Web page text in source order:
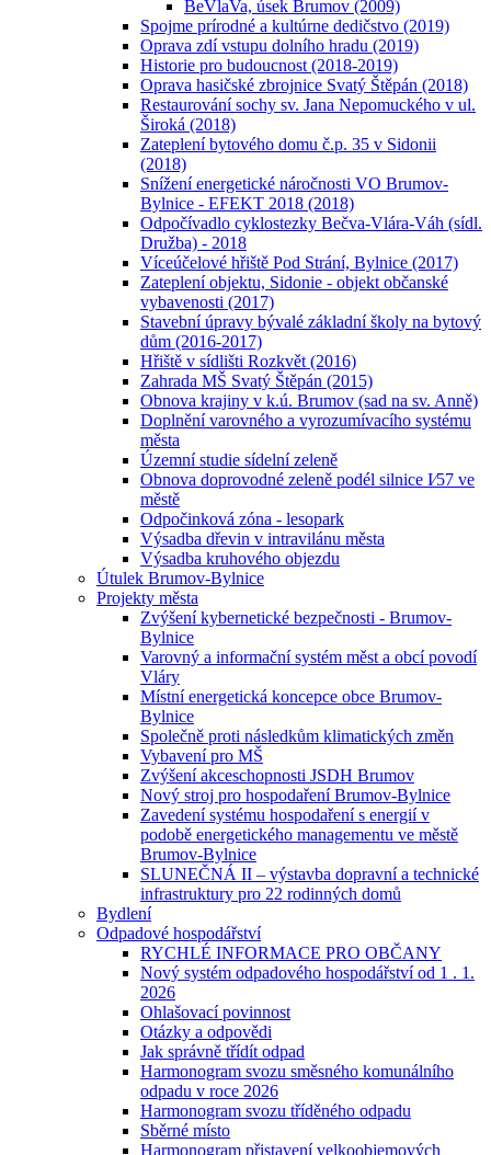
BeVlaVa, úsek Brumov (2009)
Spojme prírodné a kultúrne dedičstvo (2019)
Oprava zdí vstupu dolního hradu (2019)
Historie pro budoucnost (2018-2019)
Oprava hasičské zbrojnice Svatý Štěpán (2018)
Restaurování sochy sv. Jana Nepomuckého v ul.
Široká (2018)
Zateplení bytového domu č.p. 35 v Sidonii
(2018)
Snížení energetické náročnosti VO Brumov-
Bylnice - EFEKT 2018 (2018)
Odpočívadlo cyklostezky Bečva-Vlára-Váh (sídl.
Družba) - 2018
Víceúčelové hřiště Pod Strání, Bylnice (2017)
Zateplení objektu, Sidonie - objekt občanské
vybavenosti (2017)
Stavební úpravy bývalé základní školy na bytový
dům (2016-2017)
Hřiště v sídlišti Rozkvět (2016)
Zahrada MŠ Svatý Štěpán (2015)
Obnova krajiny v k.ú. Brumov (sad na sv. Anně)
Doplnění varovného a vyrozumívacího systému
města
Územní studie sídelní zeleně
Obnova doprovodné zeleně podél silnice I⁄57 ve
městě
Odpočinková zóna - lesopark
Výsadba dřevin v intravilánu města
Výsadba kruhového objezdu
Útulek Brumov-Bylnice
Projekty města
Zvýšení kybernetické bezpečnosti - Brumov-
Bylnice
Varovný a informační systém měst a obcí povodí
Vláry
Místní energetická koncepce obce Brumov-
Bylnice
Společně proti následkům klimatických změn
Vybavení pro MŠ
Zvýšení akceschopnosti JSDH Brumov
Nový stroj pro hospodaření Brumov-Bylnice
Zavedení systému hospodaření s energií v
podobě energetického managementu ve městě
Brumov-Bylnice
SLUNEČNÁ II – výstavba dopravní a technické
infrastruktury pro 22 rodinných domů
Bydlení
Odpadové hospodářství
RYCHLÉ INFORMACE PRO OBČANY
Nový systém odpadového hospodářství od 1 . 1.
2026
Ohlašovací povinnost
Otázky a odpovědi
Jak správně třídít odpad
Harmonogram svozu směsného komunálního
odpadu v roce 2026
Harmonogram svozu tříděného odpadu
Sběrné místo
Harmonogram přistavení velkoobjemových